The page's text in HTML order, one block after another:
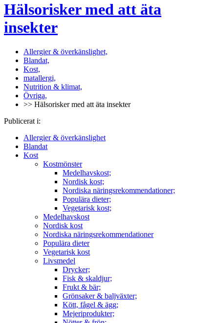
Hälsorisker med att äta
insekter
Allergier & överkänslighet,
Blandat,
Kost,
matallergi,
Nutrition & klimat,
Övriga,
>> Hälsorisker med att äta insekter
Publicerat i:
Allergier & överkänslighet
Blandat
Kost
Kostmönster
Medelhavskost;
Nordisk kost;
Nordiska näringsrekommendationer;
Populära dieter;
Vegetarisk kost;
Medelhavskost
Nordisk kost
Nordiska näringsrekommendationer
Populära dieter
Vegetarisk kost
Livsmedel
Drycker;
Fisk & skaldjur;
Frukt & bär;
Grönsaker & baljväxter;
Kött, fågel & ägg;
Mejeriprodukter;